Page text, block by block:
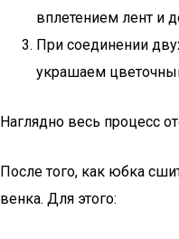
вплетением лент и
При соединении
украшаем
Наглядно весь процесс
После того, как юбка
венка. Для этого: